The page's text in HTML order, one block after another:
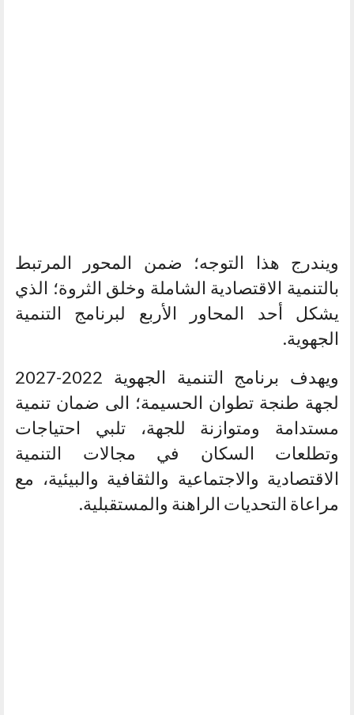
ويندرج هذا التوجه؛ ضمن المحور المرتبط
بالتنمية الاقتصادية الشاملة وخلق الثروة؛ الذي
يشكل أحد المحاور الأربع لبرنامج التنمية
الجهوية.
ويهدف برنامج التنمية الجهوية 2022-2027
لجهة طنجة تطوان الحسيمة؛ الى ضمان تنمية
مستدامة ومتوازنة للجهة، تلبي احتياجات
وتطلعات السكان في مجالات التنمية
الاقتصادية والاجتماعية والثقافية والبيئية، مع
مراعاة التحديات الراهنة والمستقبلية.